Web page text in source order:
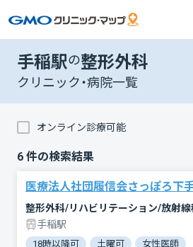
手稲駅の整形外科
クリニック・病院一覧
オンライン診療可能
6 件の検索結果
医療法人社団履信会さっぽろ下
整形外科/リハビリテーション/放射線
手稲駅
18時以降可 土曜可 女性医師